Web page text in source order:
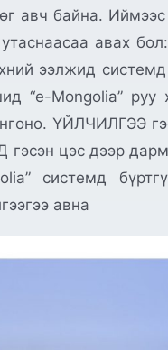
авч байна.
авах
ээлжид
“e-Mongolia”
ҮЙЛЧИЛГЭЭ
гэсэн цэс дээр
системд
авна